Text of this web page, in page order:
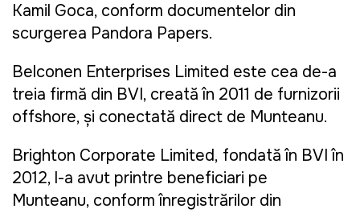
Kamil Goca, conform documentelor din
scurgerea Pandora Papers.
Belconen Enterprises Limited este cea de-a
treia firmă din BVI, creată în 2011 de furnizorii
offshore, și conectată direct de Munteanu.
Brighton Corporate Limited, fondată în BVI în
2012, l-a avut printre beneficiari pe
Munteanu, conform înregistrărilor din